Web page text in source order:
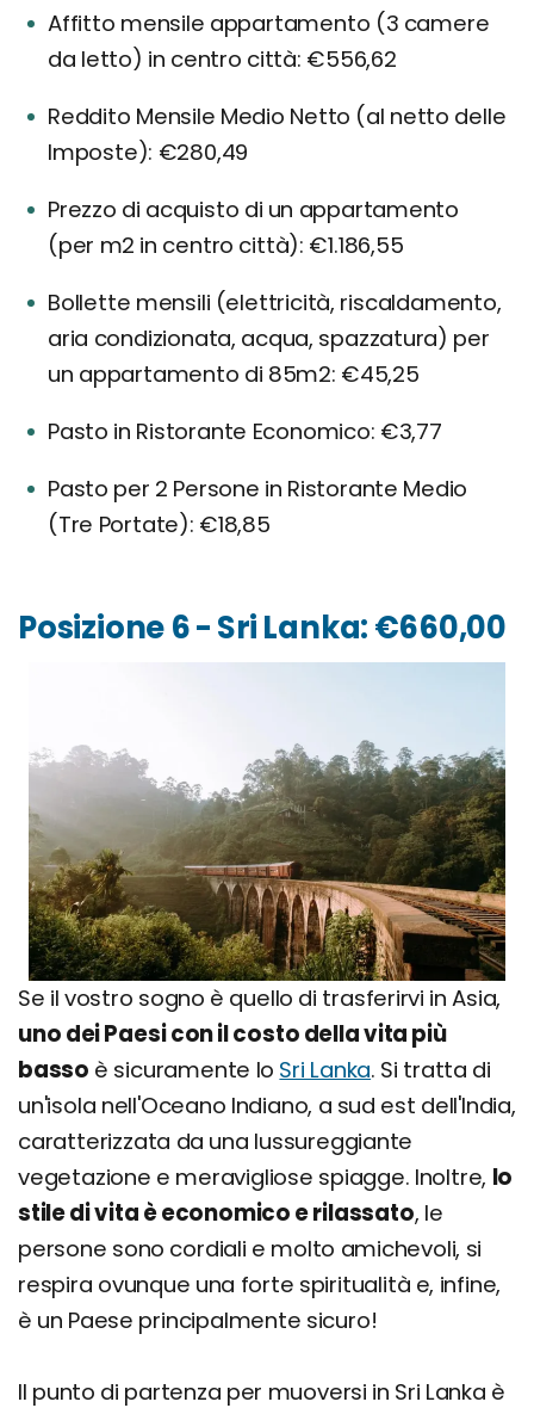
Affitto mensile appartamento (3 camere
da letto) in centro città: €556,62
Reddito Mensile Medio Netto (al netto delle
Imposte): €280,49
Prezzo di acquisto di un appartamento
(per m2 in centro città): €1.186,55
Bollette mensili (elettricità, riscaldamento,
aria condizionata, acqua, spazzatura) per
un appartamento di 85m2: €45,25
Pasto in Ristorante Economico: €3,77
Pasto per 2 Persone in Ristorante Medio
(Tre Portate): €18,85
Posizione 6 - Sri Lanka: €660,00
Se il vostro sogno è quello di trasferirvi in Asia,
uno dei Paesi con il costo della vita più
basso è sicuramente lo Sri Lanka. Si tratta di
un'isola nell'Oceano Indiano, a sud est dell'India,
caratterizzata da una lussureggiante
vegetazione e meravigliose spiagge. Inoltre, lo
stile di vita è economico e rilassato, le
persone sono cordiali e molto amichevoli, si
respira ovunque una forte spiritualità e, infine,
è un Paese principalmente sicuro!
Il punto di partenza per muoversi in Sri Lanka è